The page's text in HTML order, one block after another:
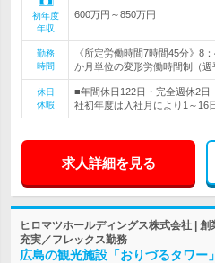
初年度
年収
600万円～850万円
勤務
時間
《所定労働時間7時間45分》8
か月単位の変形労働時間制（週
休日
休暇
■年間休日122日・完全週休2日
社初年度は入社月により1～16
求人詳細を見る
ヒロマツホールディングス株式会社 |
充実／フレックス勤務
広島の観光施設「おりづるタワー